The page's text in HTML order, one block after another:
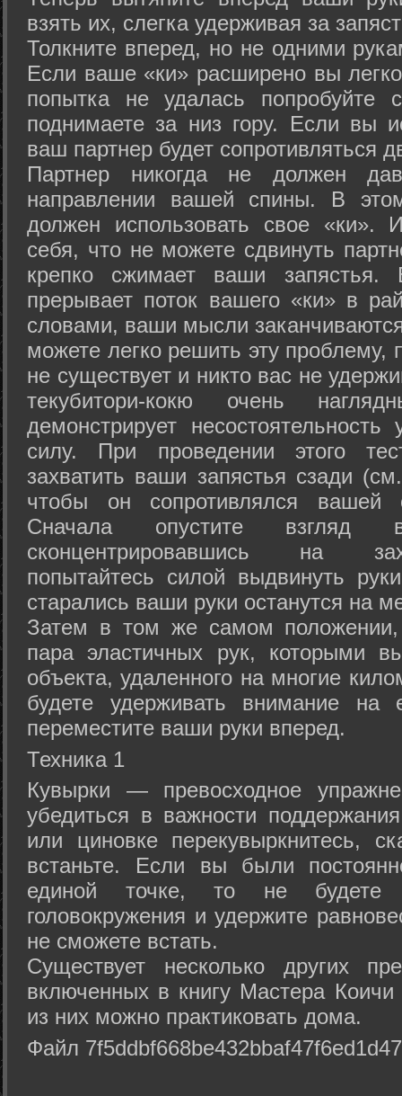
взять их, слегка удерживая за
Толкните вперед, но не одними
Если ваше «ки» расширено вы
попытка не удалась попробуйте
поднимаете за низ гору. Если вы
ваш партнер будет сопротивляться
Партнер никогда не должен
направлении вашей спины. В
должен использовать свое «ки».
себя, что не можете сдвинуть
крепко сжимает ваши запястья.
прерывает поток вашего «ки» в
словами, ваши мысли
можете легко решить эту проблему,
не существует и никто вас не
текубитори-кокю очень
демонстрирует
силу. При проведении этого
захватить ваши запястья сзади
чтобы он сопротивлялся вашей
Сначала опустите
сконцентрировавшись на
попытайтесь силой выдвинуть
старались ваши руки останутся на
Затем в том же самом положении,
пара эластичных рук, которыми
объекта, удаленного на многие
будете удерживать внимание на
переместите ваши руки вперед.
Техника 1
Кувырки — превосходное
убедиться в важности
или циновке перекувыркнитесь,
встаньте. Если вы были
единой точке, то не будете
головокружения и удержите
не сможете встать.
Существует несколько других
включенных в книгу Мастера
из них можно практиковать дома.
Файл